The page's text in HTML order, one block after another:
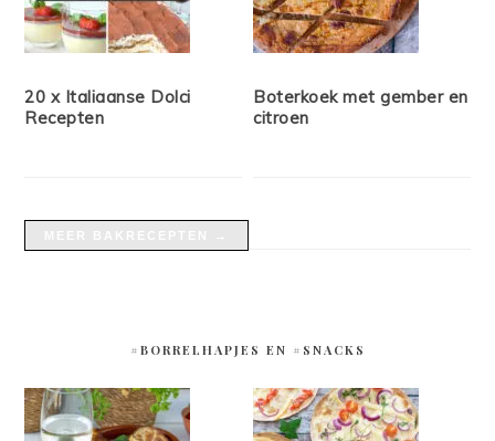
20 x Italiaanse Dolci
Recepten
Boterkoek met gember en
citroen
#BORRELHAPJES EN #SNACKS